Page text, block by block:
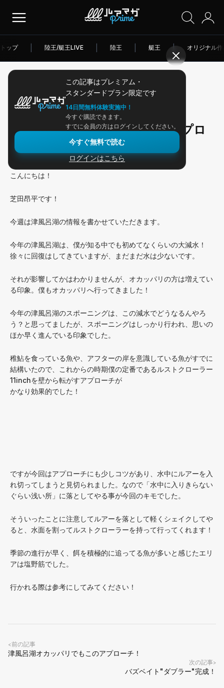
トップ 陸王/艇王LIVE 陸王 艇王 | オリジナル
この記事はプレミアム・
スタンダードプラン限定です
14日間無料体験実施中！
今すぐ購読できます。
すでに会員の方はログインしてください。
今すぐ無料で読む
ログインはこちら
アングラー連載
津風呂湖オカッパリでもこのアプロ
ーチ！
こんにちは！
芝田昂平です！
今週は津風呂湖の情報を書かせていただきます。
今年の津風呂湖は、僕が知る中でも初めてなくらいの大減水！
徐々に回復はしてきていますが、まだまだ水は少ないです。
それが影響してかはわかりませんが、オカッパリの方は増えてい
る印象。僕もオカッパリへ行ってきました！
今年の津風呂湖のスポーニングは、この減水でどうなるんやろ
う？と思ってましたが、スポーニングはしっかり行われ、思いの
ほか早く進んでいる印象でした。
稚鮎を食っている魚や、アフターの岸を意識している魚がすでに
結構いたので、これからの時期僕の定番であるルストクローラー
11inchを壁から転がすアプローチが
かなり効果的でした！
ですが今回はアプローチにも少しコツがあり、水中にルアーを入
れ切ってしまうと見切られました。なので「水中に入りきらない
ぐらい浅い所」に落としてやる事が今回のキモでした。
そういったことに注意してルアーを落として軽くシェイクしてや
ると、水面を割ってルストクローラーを持って行ってくれます！
季節の進行が早く、餌を積極的に追ってる魚が多いと感じたエリ
アは塩野筋でした。
行かれる際は参考にしてみてください！
<前の記事
津風呂湖オカッパリでもこのアプローチ！
次の記事>
バズベイト"ダブラー"完成！